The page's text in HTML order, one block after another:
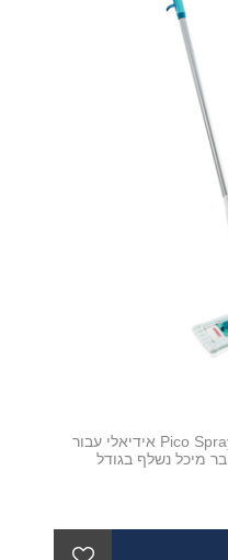
מנקה רצפות ופרקט פיקו ספריי Pico Spray אידיאלי עבור